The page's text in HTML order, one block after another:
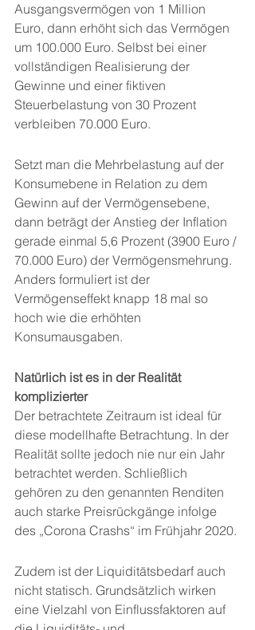
Ausgangsvermögen von 1 Million
Euro, dann erhöht sich das Vermögen
um 100.000 Euro. Selbst bei einer
vollständigen Realisierung der
Gewinne und einer fiktiven
Steuerbelastung von 30 Prozent
verbleiben 70.000 Euro.
Setzt man die Mehrbelastung auf der
Konsumebene in Relation zu dem
Gewinn auf der Vermögensebene,
dann beträgt der Anstieg der Inflation
gerade einmal 5,6 Prozent (3900 Euro /
70.000 Euro) der Vermögensmehrung.
Anders formuliert ist der
Vermögenseffekt knapp 18 mal so
hoch wie die erhöhten
Konsumausgaben.
Natürlich ist es in der Realität
komplizierter
Der betrachtete Zeitraum ist ideal für
diese modellhafte Betrachtung. In der
Realität sollte jedoch nie nur ein Jahr
betrachtet werden. Schließlich
gehören zu den genannten Renditen
auch starke Preisrückgänge infolge
des „Corona Crashs“ im Frühjahr 2020.
Zudem ist der Liquiditätsbedarf auch
nicht statisch. Grundsätzlich wirken
eine Vielzahl von Einflussfaktoren auf